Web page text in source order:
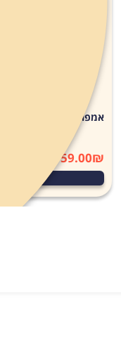
אמפולות סולפרם לחתול (Solpreme Cat) מידהL
₪
159.00